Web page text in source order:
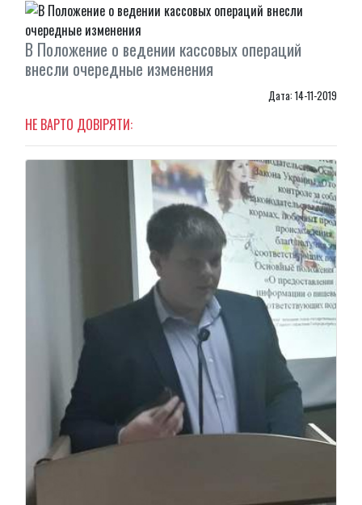
В Положение о ведении кассовых операций
внесли очередные изменения
Дата: 14-11-2019
НЕ ВАРТО ДОВІРЯТИ: